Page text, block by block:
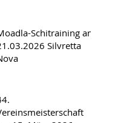
Schitraining am
Silvretta